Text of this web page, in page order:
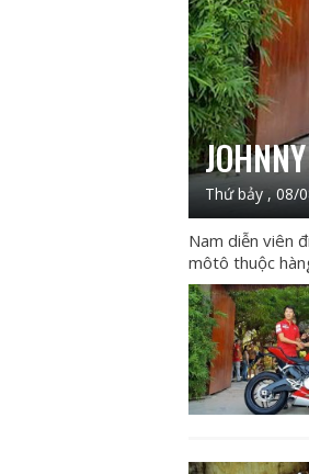
Thứ bảy , 08/
Nam diễn viên
môtô thuộc